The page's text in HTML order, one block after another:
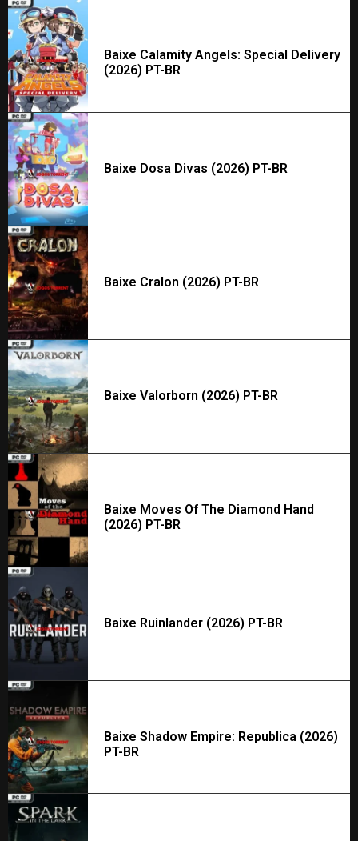
Baixe Calamity Angels: Special Delivery
(2026) PT-BR
Baixe Dosa Divas (2026) PT-BR
Baixe Cralon (2026) PT-BR
Baixe Valorborn (2026) PT-BR
Baixe Moves Of The Diamond Hand
(2026) PT-BR
Baixe Ruinlander (2026) PT-BR
Baixe Shadow Empire: Republica (2026)
PT-BR